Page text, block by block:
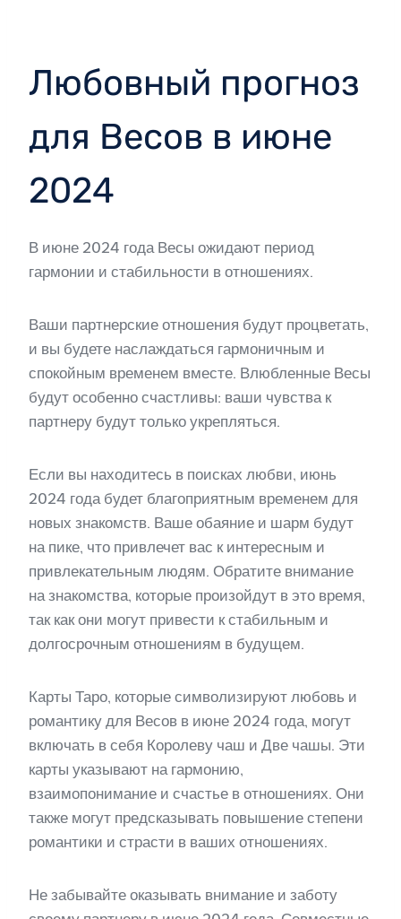
Любовный прогноз
для Весов в июне
2024
В июне 2024 года Весы ожидают период
гармонии и стабильности в отношениях.
Ваши партнерские отношения будут процветать,
и вы будете наслаждаться гармоничным и
спокойным временем вместе. Влюбленные Весы
будут особенно счастливы: ваши чувства к
партнеру будут только укрепляться.
Если вы находитесь в поисках любви, июнь
2024 года будет благоприятным временем для
новых знакомств. Ваше обаяние и шарм будут
на пике, что привлечет вас к интересным и
привлекательным людям. Обратите внимание
на знакомства, которые произойдут в это время,
так как они могут привести к стабильным и
долгосрочным отношениям в будущем.
Карты Таро, которые символизируют любовь и
романтику для Весов в июне 2024 года, могут
включать в себя Королеву чаш и Две чашы. Эти
карты указывают на гармонию,
взаимопонимание и счастье в отношениях. Они
также могут предсказывать повышение степени
романтики и страсти в ваших отношениях.
Не забывайте оказывать внимание и заботу